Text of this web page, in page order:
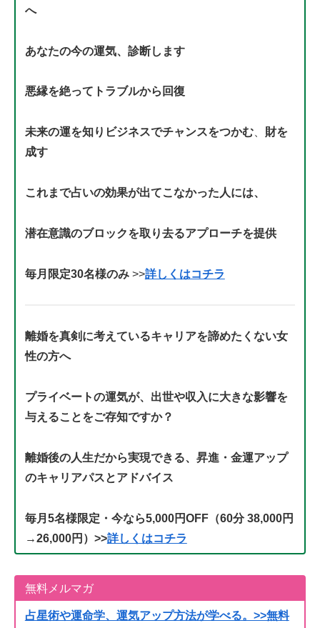
へ
あなたの今の運気、診断します
悪縁を絶ってトラブルから回復
未来の運を知りビジネスでチャンスをつかむ、 財を
成す
これまで占いの効果が出てこなかった人には、
潜在意識のブロックを取り去るアプローチを提供
毎月限定30名様のみ>>詳しくはコチラ
離婚を真剣に考えているキャリアを諦めたくない女
性の方へ
プライベートの運気が、出世や収入に大きな影響を
与えることをご存知ですか？
離婚後の人生だから実現できる、昇進・金運アップ
のキャリアパスとアドバイス
毎月5名様限定・今なら5,000円OFF（60分 38,000円
→26,000円）>>詳しくはコチラ
無料メルマガ
占星術や運命学、運気アップ方法が学べる。>>無料